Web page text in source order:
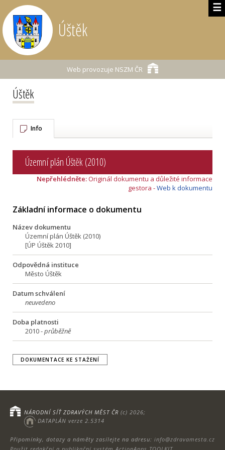
☰
Úštěk
Web provozuje NSZM ČR
Úštěk
Info
Územní plán Úštěk (2010)
Nepřehlédněte:Originál dokumentu a důležité informace
gestora -Web k dokumentu
Základní informace o dokumentu
Název dokumentu
Územní plán Úštěk (2010)
[ÚP Úštěk 2010]
Odpovědná instituce
Město Úštěk
Datum schválení
neuvedeno
Doba platnosti
2010 -průběžně
DOKUMENTACE KE STAŽENÍ
Připomínky, dotazy a náměty zasílejte na adresu: info@zdravamesta.cz
NÁRODNÍ SÍŤ ZDRAVÝCH MĚST ČR (c) 2026;
DATAPLÁN verze 2.5314